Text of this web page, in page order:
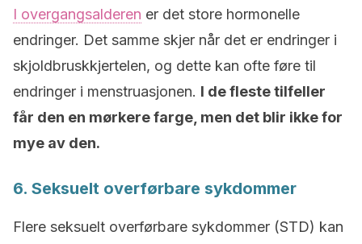
I overgangsalderen er det store hormonelle
endringer. Det samme skjer når det er endringer i
skjoldbruskkjertelen, og dette kan ofte føre til
endringer i menstruasjonen. I de fleste tilfeller
får den en mørkere farge, men det blir ikke for
mye av den.
6. Seksuelt overførbare sykdommer
Flere seksuelt overførbare sykdommer (STD) kan